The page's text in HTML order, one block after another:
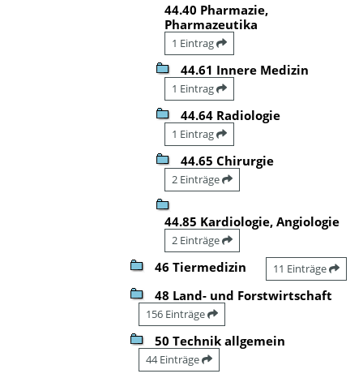
44.40 Pharmazie,
Pharmazeutika
1 Eintrag
44.61 Innere Medizin
1 Eintrag
44.64 Radiologie
1 Eintrag
44.65 Chirurgie
2 Einträge
44.85 Kardiologie, Angiologie
2 Einträge
46 Tiermedizin 11 Einträge
48 Land- und Forstwirtschaft
156 Einträge
50 Technik allgemein
44 Einträge